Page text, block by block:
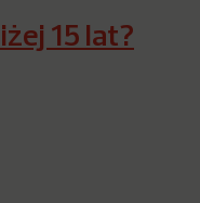
15 lat?